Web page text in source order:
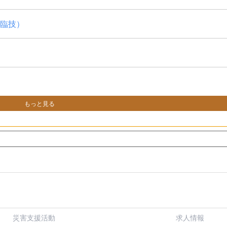
技）
もっと見る
災害支援活動 求人情報